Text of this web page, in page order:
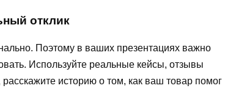
отклик
Поэтому в ваших презентациях важно
Используйте реальные кейсы, отзывы
историю о том, как ваш товар помог